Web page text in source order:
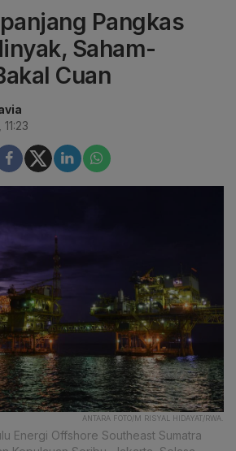
Pangkas
Saham-
Cuan
ANTARA FOTO/M RISYAL HIDAYAT/RWA.
Energi Offshore Southeast Sumatra